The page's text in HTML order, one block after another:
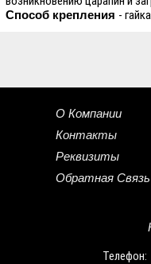
Способ крепления -
О Компании
Контакты
Реквизиты
Обратная Связь
Телефон: